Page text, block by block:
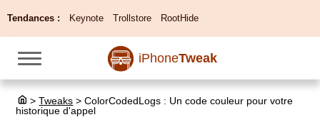
Tendances : Keynote Trollstore RootHide
iPhoneTweak
> Tweaks > ColorCodedLogs : Un code couleur pour votre
historique d'appel